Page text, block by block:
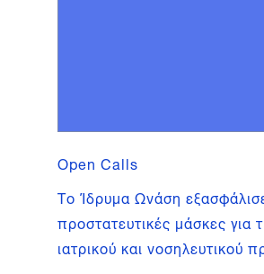
Open Calls
Tο Ίδρυμα Ωνάση
προστατευτικές μάσκες για
ιατρικού και νοσηλευτικού